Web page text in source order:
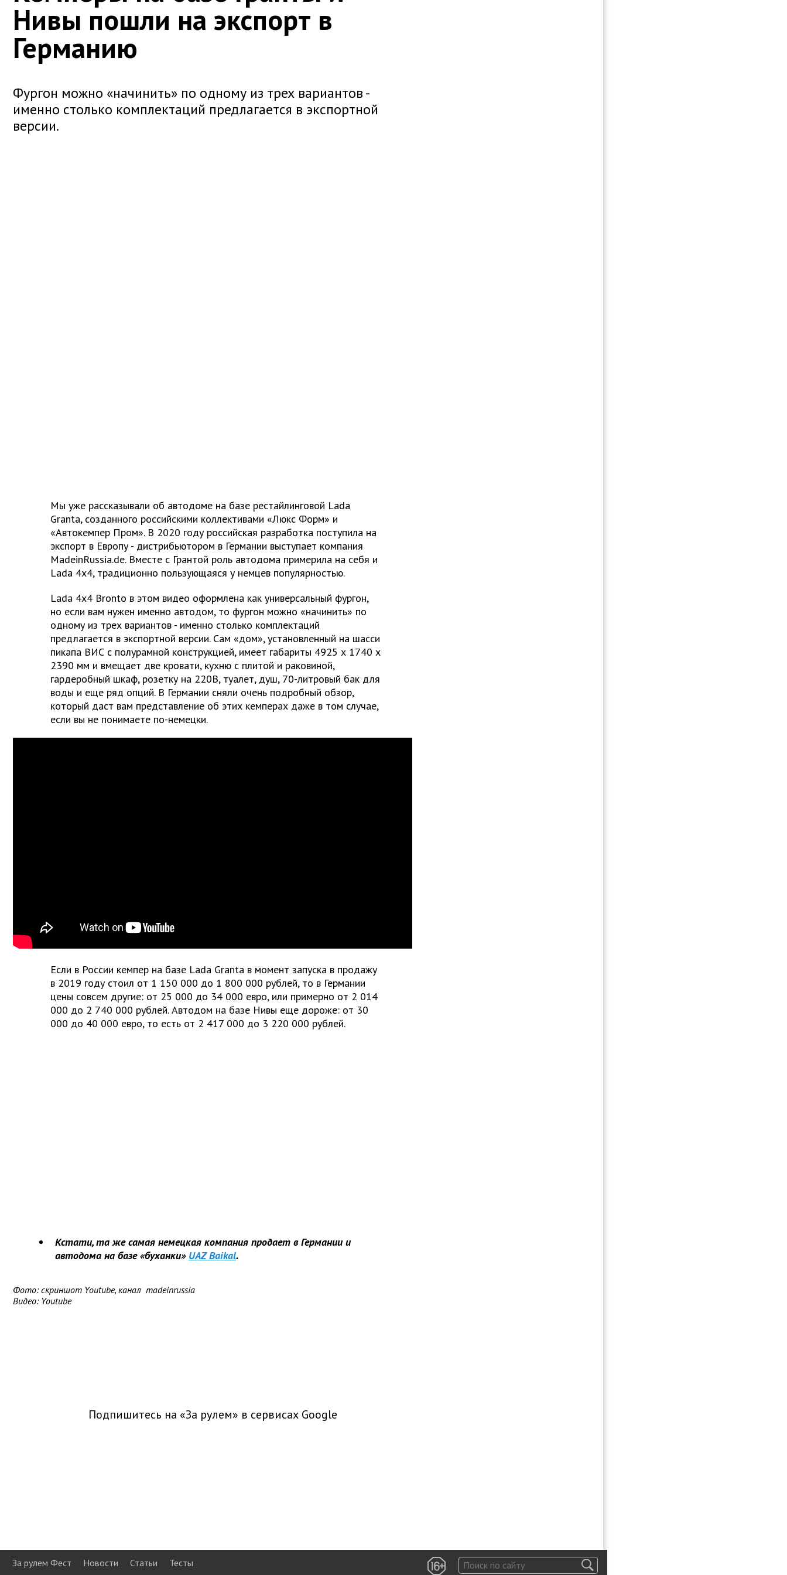
Нивы пошли на экспорт в
Германию
Фургон можно «начинить» по одному из трех вариантов -
именно столько комплектаций предлагается в экспортной
версии.
Мы уже рассказывали об автодоме на базе рестайлинговой Lada
Granta, созданного российскими коллективами «Люкс Форм» и
«Автокемпер Пром». В 2020 году российская разработка поступила на
экспорт в Европу - дистрибьютором в Германии выступает компания
MadeinRussia.de. Вместе с Грантой роль автодома примерила на себя и
Lada 4x4, традиционно пользующаяся у немцев популярностью.
Lada 4x4 Bronto в этом видео оформлена как универсальный фургон,
но если вам нужен именно автодом, то фургон можно «начинить» по
одному из трех вариантов - именно столько комплектаций
предлагается в экспортной версии. Сам «дом», установленный на шасси
пикапа ВИС с полурамной конструкцией, имеет габариты 4925 х 1740 х
2390 мм и вмещает две кровати, кухню с плитой и раковиной,
гардеробный шкаф, розетку на 220В, туалет, душ, 70-литровый бак для
воды и еще ряд опций. В Германии сняли очень подробный обзор,
который даст вам представление об этих кемперах даже в том случае,
если вы не понимаете по-немецки.
Если в России кемпер на базе Lada Granta в момент запуска в продажу
в 2019 году стоил от 1 150 000 до 1 800 000 рублей, то в Германии
цены совсем другие: от 25 000 до 34 000 евро, или примерно от 2 014
000 до 2 740 000 рублей. Автодом на базе Нивы еще дороже: от 30
000 до 40 000 евро, то есть от 2 417 000 до 3 220 000 рублей.
Кстати, та же самая немецкая компания продает в Германии и
автодома на базе «буханки» UAZ Baikal.
Фото: скриншот Youtube, канал madeinrussia
Видео: Youtube
Подпишитесь на «За рулем» в сервисах Google
За рулем Фест Новости Статьи Тесты